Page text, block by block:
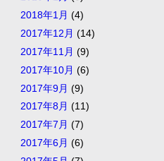
2018年1月 (4)
2017年12月 (14)
2017年11月 (9)
2017年10月 (6)
2017年9月 (9)
2017年8月 (11)
2017年7月 (7)
2017年6月 (6)